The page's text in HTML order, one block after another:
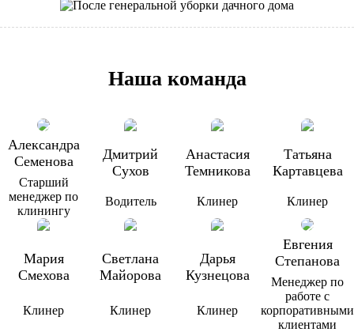
Наша команда
Александра
Семенова
Старший
менеджер по
клинингу
Дмитрий
Сухов
Водитель
Анастасия
Темникова
Клинер
Татьяна
Картавцева
Клинер
Мария
Смехова
Клинер
Светлана
Майорова
Клинер
Дарья
Кузнецова
Клинер
Евгения
Степанова
Менеджер по
работе с
корпоративными
клиентами